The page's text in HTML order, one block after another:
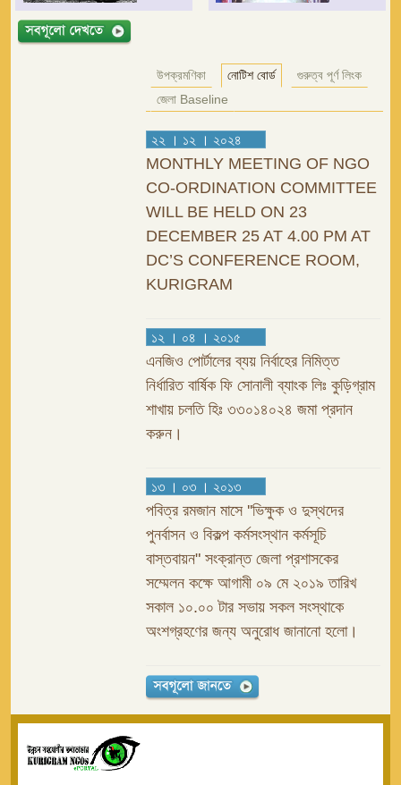
উপক্রমণিকা নোটিশ বোর্ড
গুরুত্ব পূর্ণ লিংক
জেলা Baseline
২২ । ১২ । ২০২৪
MONTHLY MEETING OF NGO
CO-ORDINATION COMMITTEE
WILL BE HELD ON 23
DECEMBER 25 AT 4.00 PM AT
DC’S CONFERENCE ROOM,
KURIGRAM
১২ । ০৪ । ২০১৫
এনজিও পোর্টালের ব্যয় নির্বাহের নিমিত্ত
নির্ধারিত বার্ষিক ফি সোনালী ব্যাংক লিঃ কুড়িগ্রাম
শাখায় চলতি হিঃ ৩৩০১৪০২৪ জমা প্রদান
করুন।
১৩ । ০৩ । ২০১৩
পবিত্র রমজান মাসে ''ভিক্ষুক ও দুস্থদের
পুনর্বাসন ও বিকল্প কর্মসংস্থান কর্মসূচি
বাস্তবায়ন" সংক্রান্ত জেলা প্রশাসকের
সম্মেলন কক্ষে আগামী ০৯ মে ২০১৯ তারিখ
সকাল ১০.০০ টার সভায় সকল সংস্থাকে
অংশগ্রহণের জন্য অনুরোধ জানানো হলো।